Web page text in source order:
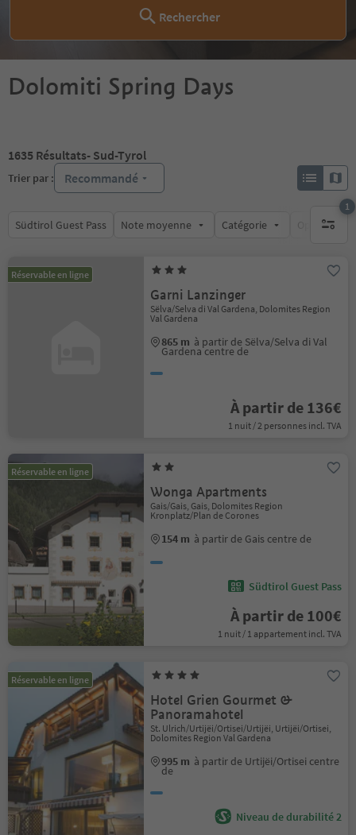
Rechercher
Dolomiti Spring Days
1635 Résultats- Sud-Tyrol
Trier par : Recommandé
Südtirol Guest Pass Note moyenne Catégorie Options de
1
1 filtre
Réservable en ligne
Garni Lanzinger
Sëlva/Selva di Val Gardena, Dolomites Region
Val Gardena
865 m à partir de Sëlva/Selva di Val
Gardena centre de
À partir de 136€
1 nuit / 2 personnes incl. TVA
Réservable en ligne
Wonga Apartments
Gais/Gais, Gais, Dolomites Region
Kronplatz/Plan de Corones
154 m à partir de Gais centre de
Südtirol Guest Pass
À partir de 100€
1 nuit / 1 appartement incl. TVA
Réservable en ligne
Hotel Grien Gourmet &
Panoramahotel
St. Ulrich/Urtijëi/Ortisei/Urtijëi, Urtijëi/Ortisei,
Dolomites Region Val Gardena
995 m à partir de Urtijëi/Ortisei centre
de
Niveau de durabilité 2